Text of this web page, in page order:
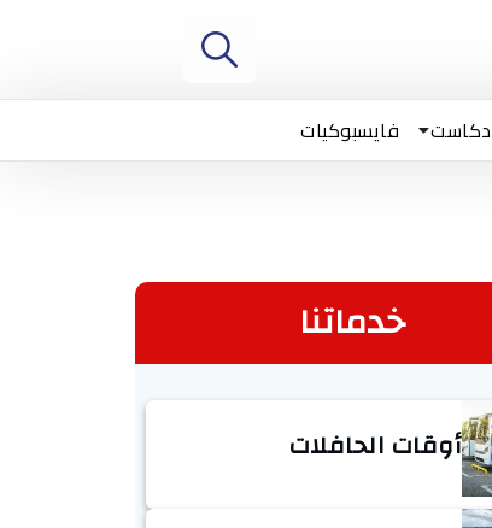
فايسبوكيات
خدماتنا
أوقات الحافلات